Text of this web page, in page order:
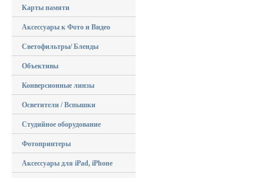
Карты памяти
Аксессуары к Фото и Видео
Светофильтры/ Бленды
Объективы
Конверсионные линзы
Осветители / Вспышки
Студийное оборудование
Фотопринтеры
Аксессуары для iPad, iPhone